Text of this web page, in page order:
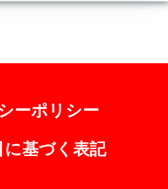
ーポリシー
基づく表記